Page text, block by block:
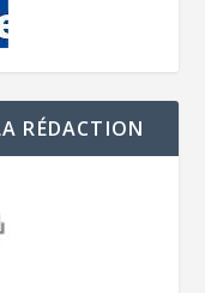
RÉDACTION